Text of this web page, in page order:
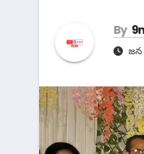
By
జన